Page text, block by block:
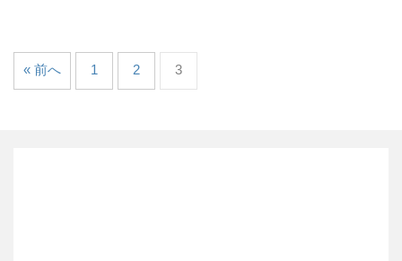
« 前へ 1 2 3